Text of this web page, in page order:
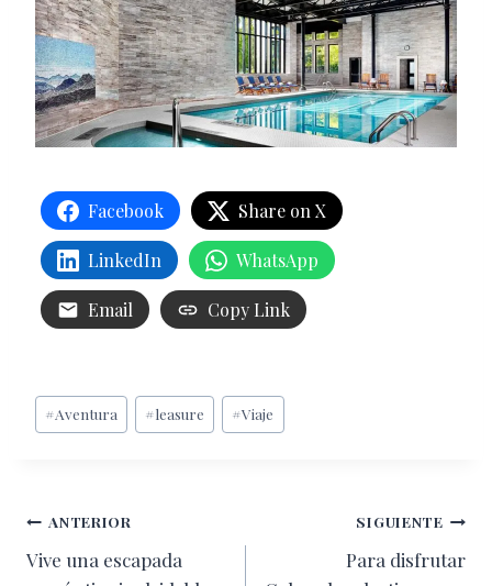
Facebook Share on X
LinkedIn WhatsApp
Email Copy Link
Etiquetas
de
#Aventura #leasure #Viaje
Navegación
de
ANTERIOR
Vive una escapada
SIGUIENTE
Para disfrutar